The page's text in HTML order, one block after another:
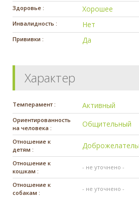
Здоровье : Хорошее
Инвалидность : Нет
Прививки : Да
Характер
Темперамент : Активный
Ориентированность
на человека :
Общительный
Отношение к
детям :
Отношение к
кошкам :
- не уточнено -
Отношение к
собакам :
- не уточнено -